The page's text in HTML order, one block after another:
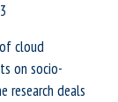
cloud
on socio-
research deals